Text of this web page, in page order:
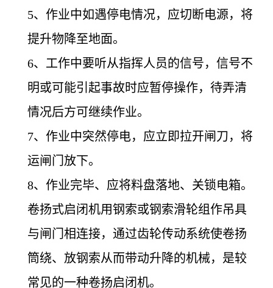
5、作业中如遇停电情况，应切断电源，将
提升物降至地面。
6、工作中要听从指挥人员的信号，信号不
明或可能引起事故时应暂停操作，待弄清
情况后方可继续作业。
7、作业中突然停电，应立即拉开闸刀，将
运闸门放下。
8、作业完毕、应将料盘落地、关锁电箱。
卷扬式启闭机用钢索或钢索滑轮组作吊具
与闸门相连接，通过齿轮传动系统使卷扬
筒绕、放钢索从而带动升降的机械，是较
常见的一种卷扬启闭机。